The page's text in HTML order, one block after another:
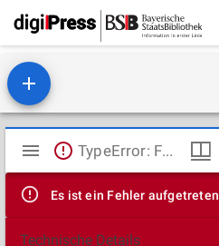
Mirador
Viewer
TypeError: Failed to fetch
Es ist ein Fehler aufgetreten
Technische Details